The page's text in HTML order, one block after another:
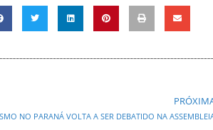
NO PARANÁ VOLTA A SER DEBATIDO NA